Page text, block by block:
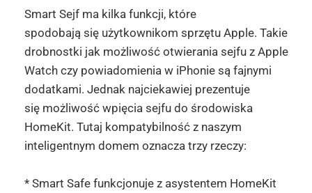
Smart Sejf ma kilka funkcji, które
spodobają się użytkownikom sprzętu Apple. Takie
drobnostki jak możliwość otwierania sejfu z Apple
Watch czy powiadomienia w iPhonie są fajnymi
dodatkami. Jednak najciekawiej prezentuje
się możliwość wpięcia sejfu do środowiska
HomeKit. Tutaj kompatybilność z naszym
inteligentnym domem oznacza trzy rzeczy:
* Smart Safe funkcjonuje z asystentem HomeKit